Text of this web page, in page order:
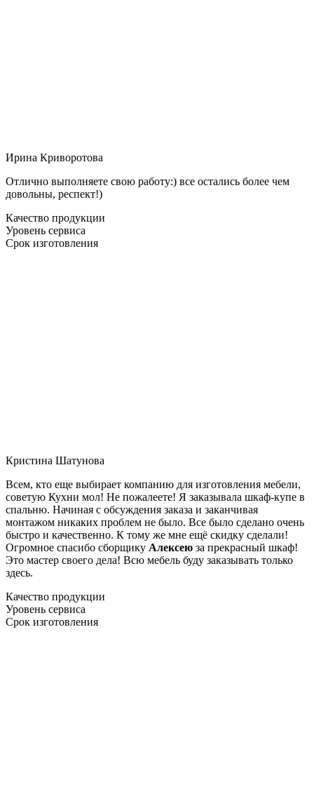
Ирина Криворотова
Отлично выполняете свою работу:) все остались более чем
довольны, респект!)
Качество продукции
Уровень сервиса
Срок изготовления
Кристина Шатунова
Всем, кто еще выбирает компанию для изготовления мебели,
советую Кухни мол! Не пожалеете! Я заказывала шкаф-купе в
спальню. Начиная с обсуждения заказа и заканчивая
монтажом никаких проблем не было. Все было сделано очень
быстро и качественно. К тому же мне ещё скидку сделали!
Огромное спасибо сборщику Алексею за прекрасный шкаф!
Это мастер своего дела! Всю мебель буду заказывать только
здесь.
Качество продукции
Уровень сервиса
Срок изготовления